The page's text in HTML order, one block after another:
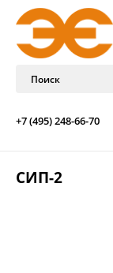
+7 (495) 248-66-70
СИП-2